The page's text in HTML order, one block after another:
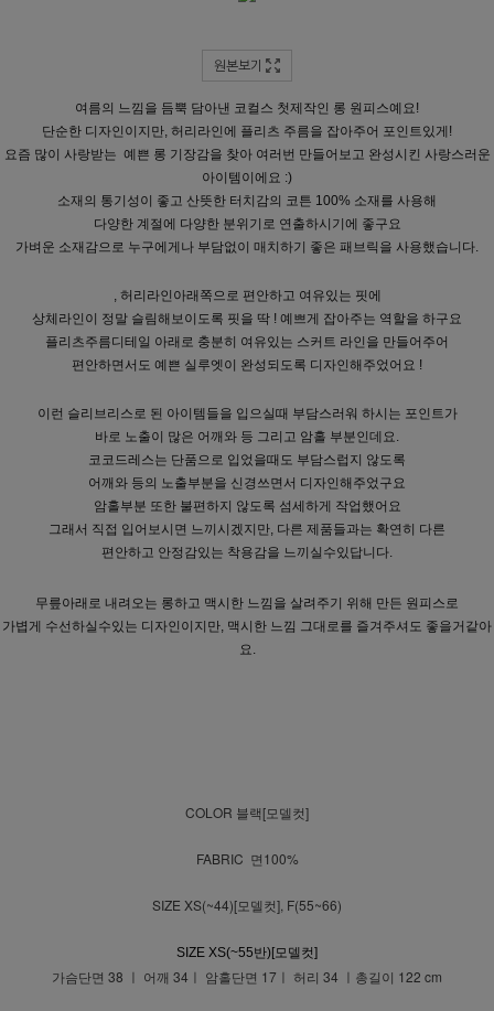
원본보기
여름의 느낌을 듬뿍 담아낸 코컬스 첫제작인 롱 원피스예요!
단순한 디자인이지만, 허리라인에 플리츠 주름을 잡아주어 포인트있게!
요즘 많이 사랑받는 예쁜 롱 기장감을 찾아 여러번 만들어보고 완성시킨 사랑스러운
아이템이에요 :)
소재의 통기성이 좋고 산뜻한 터치감의 코튼 100% 소재를 사용해
다양한 계절에 다양한 분위기로 연출하시기에 좋구요
가벼운 소재감으로 누구에게나 부담없이 매치하기 좋은 패브릭을 사용했습니다.
, 허리라인아래쪽으로 편안하고 여유있는 핏에
상체라인이 정말 슬림해보이도록 핏을 딱 ! 예쁘게 잡아주는 역할을 하구요
플리츠주름디테일 아래로 충분히 여유있는 스커트 라인을 만들어주어
편안하면서도 예쁜 실루엣이 완성되도록 디자인해주었어요 !
이런 슬리브리스로 된 아이템들을 입으실때 부담스러워 하시는 포인트가
바로 노출이 많은 어깨와 등 그리고 암홀 부분인데요.
코코드레스는 단품으로 입었을때도 부담스럽지 않도록
어깨와 등의 노출부분을 신경쓰면서 디자인해주었구요
암홀부분 또한 불편하지 않도록 섬세하게 작업했어요
그래서 직접 입어보시면 느끼시겠지만, 다른 제품들과는 확연히 다른
편안하고 안정감있는 착용감을 느끼실수있답니다.
무릎아래로 내려오는 롱하고 맥시한 느낌을 살려주기 위해 만든 원피스로
가볍게 수선하실수있는 디자인이지만, 맥시한 느낌 그대로를 즐겨주셔도 좋을거같아
요.
COLOR 블랙[모델컷]
FABRIC 면100%
SIZE XS(~44)[모델컷], F(55~66)
SIZE XS(~55반)[모델컷]
가슴단면 38 ㅣ 어깨 34ㅣ 암홀단면 17ㅣ 허리 34 ㅣ총길이 122 cm